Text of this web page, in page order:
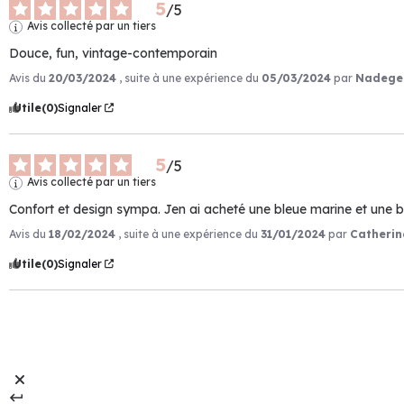
5/5
Avis collecté par un tiers
Douce, fun, vintage-contemporain
Avis du 20/03/2024 , suite à une expérience du 05/03/2024 par Nadege
Utile(0)Signaler
5/5
Avis collecté par un tiers
Confort et design sympa. Jen ai acheté une bleue marine et une
Avis du 18/02/2024 , suite à une expérience du 31/01/2024 par
Utile(0)Signaler